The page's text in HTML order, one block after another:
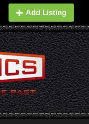
Add Listing